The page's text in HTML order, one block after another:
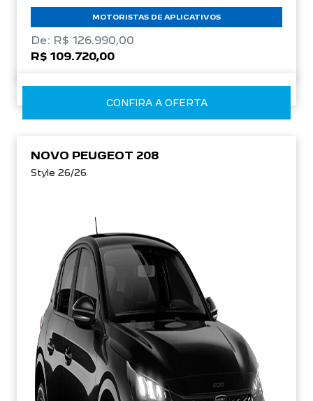
MOTORISTAS DE APLICATIVOS
De: R$ 126.990,00
R$ 109.720,00
CONFIRA A OFERTA
NOVO PEUGEOT 208
Style 26/26